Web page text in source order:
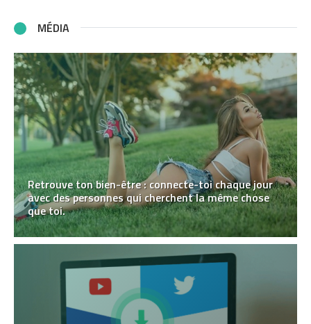
MÉDIA
Retrouve ton bien-être : connecte-toi chaque jour
avec des personnes qui cherchent la même chose
que toi.